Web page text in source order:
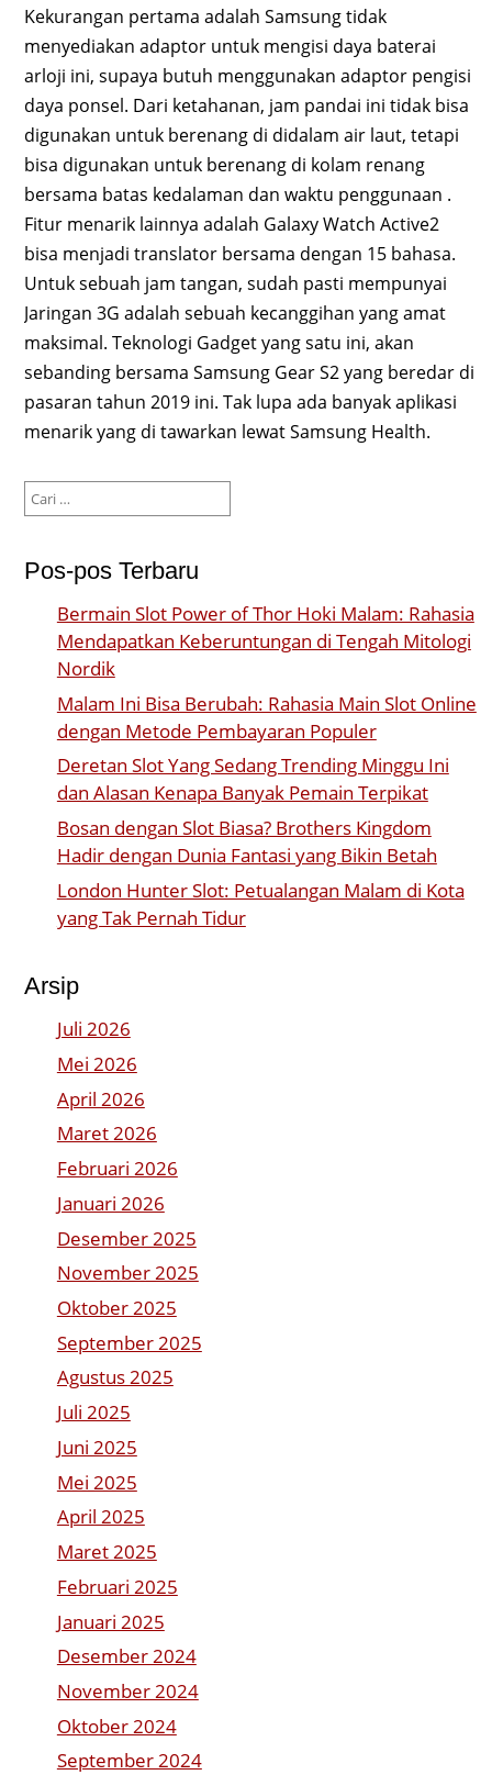
Kekurangan pertama adalah Samsung tidak
menyediakan adaptor untuk mengisi daya baterai
arloji ini, supaya butuh menggunakan adaptor pengisi
daya ponsel. Dari ketahanan, jam pandai ini tidak bisa
digunakan untuk berenang di didalam air laut, tetapi
bisa digunakan untuk berenang di kolam renang
bersama batas kedalaman dan waktu penggunaan .
Fitur menarik lainnya adalah Galaxy Watch Active2
bisa menjadi translator bersama dengan 15 bahasa.
Untuk sebuah jam tangan, sudah pasti mempunyai
Jaringan 3G adalah sebuah kecanggihan yang amat
maksimal. Teknologi Gadget yang satu ini, akan
sebanding bersama Samsung Gear S2 yang beredar di
pasaran tahun 2019 ini. Tak lupa ada banyak aplikasi
menarik yang di tawarkan lewat Samsung Health.
untuk:
Pos-pos Terbaru
Bermain Slot Power of Thor Hoki Malam: Rahasia
Mendapatkan Keberuntungan di Tengah Mitologi
Nordik
Malam Ini Bisa Berubah: Rahasia Main Slot Online
dengan Metode Pembayaran Populer
Deretan Slot Yang Sedang Trending Minggu Ini
dan Alasan Kenapa Banyak Pemain Terpikat
Bosan dengan Slot Biasa? Brothers Kingdom
Hadir dengan Dunia Fantasi yang Bikin Betah
London Hunter Slot: Petualangan Malam di Kota
yang Tak Pernah Tidur
Arsip
Juli 2026
Mei 2026
April 2026
Maret 2026
Februari 2026
Januari 2026
Desember 2025
November 2025
Oktober 2025
September 2025
Agustus 2025
Juli 2025
Juni 2025
Mei 2025
April 2025
Maret 2025
Februari 2025
Januari 2025
Desember 2024
November 2024
Oktober 2024
September 2024